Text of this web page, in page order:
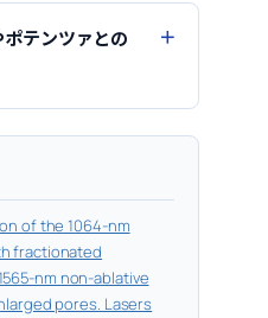
テンツァとの
of the 1064-nm
fractionated
nm non-ablative
pores. Lasers